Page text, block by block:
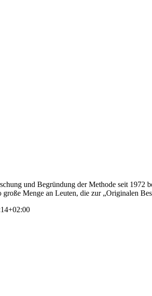
und Begründung der Methode seit
große Menge an Leuten, die zur „Originalen